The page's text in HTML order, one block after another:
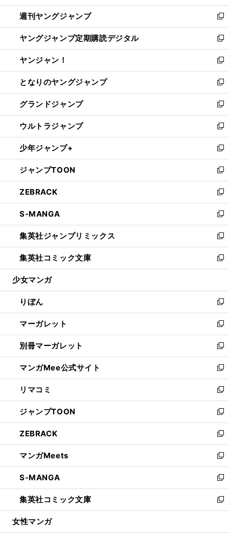
開
く
ウ
で
開
く
ン
ド
ウ
で
開
く
ウ
ィ
ン
ド
ウ
で
開
く
週刊ヤングジャンプ
新
し
い
ウ
ィ
ン
ド
ウ
で
開
く
ヤングジャンプ定期購読デジタル
新
し
い
ウ
ィ
ン
ド
ウ
で
開
く
ヤンジャン！
新
し
い
ウ
ィ
ン
ド
ウ
で
開
く
となりのヤングジャンプ
新
し
い
ウ
ィ
ン
ド
ウ
で
開
く
グランドジャンプ
新
し
い
ウ
ィ
ン
ド
ウ
で
開
く
ウルトラジャンプ
新
し
い
ウ
ィ
ン
ド
ウ
で
開
く
少年ジャンプ+
新
し
い
ウ
ィ
ン
ド
ウ
で
開
く
ジャンプTOON
新
し
い
ウ
ィ
ン
ド
ウ
で
開
ZEBRACK
新
し
い
ウ
ィ
ン
ド
ウ
開
く
S-MANGA
新
し
い
ウ
ィ
ン
ウ
で
開
く
集英社ジャンプリミックス
新
し
い
ウ
ン
ド
ウ
で
開
く
集英社コミック文庫
新
し
ウ
ィ
ン
ド
ウ
で
開
く
少女マンガ
りぼん
新
し
い
ウ
ィ
ン
ド
ウ
で
開
く
マーガレット
新
し
い
ウ
ィ
ン
ド
ウ
で
開
く
別冊マーガレット
新
し
い
ウ
ィ
ン
ド
ウ
で
開
く
マンガMee公式サイト
新
し
い
ウ
ィ
ン
ド
ウ
で
開
く
リマコミ
新
し
い
ウ
ィ
ン
ド
ウ
で
開
く
ジャンプTOON
新
し
い
ウ
ィ
ン
ド
ウ
で
開
ZEBRACK
新
し
い
ウ
ィ
ン
ド
ウ
開
マンガMeets
新
し
い
ウ
ィ
ン
ウ
S-MANGA
新
し
い
ウ
ン
集英社コミック文庫
新
し
ウ
女性マンガ